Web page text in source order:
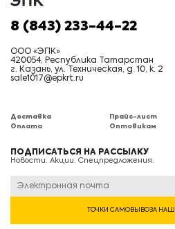
8 (843) 233-44-22
ООО «ЭПК»
420054, Республика Татарстан
г. Казань, ул. Техническая, д. 10, к. 2
sale1017@epkrt.ru
Доставка
Оплата
Прайс-лист
Оптовикам
ПОДПИСАТЬСЯ НА РАССЫЛКУ
Новости. Акции. Спецпредложения.
ТОЧКИ САМОВЫВОЗА